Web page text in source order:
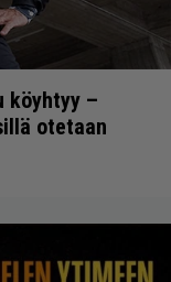
köyhtyy –
otetaan